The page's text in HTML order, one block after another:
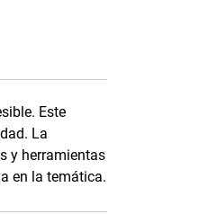
Este
La
y herramientas
en la temática.